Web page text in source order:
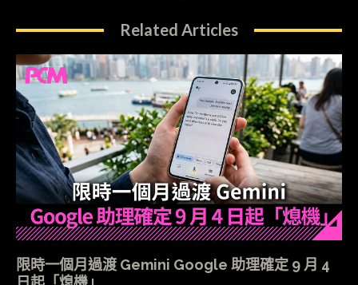
Related Articles
限時一個月過渡 Gemini Google 助理確定 9 月 4